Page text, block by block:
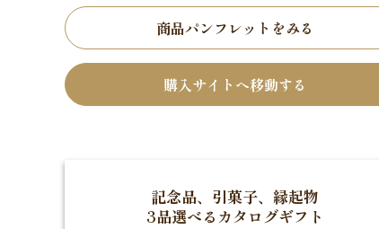
商品パンフレットをみる
購入サイトへ移動する
記念品、引菓子、縁起物
3品選べるカタログギフト